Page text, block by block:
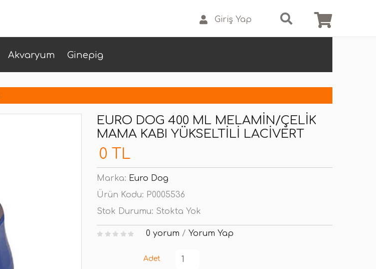
Giriş Yap
Akvaryum Ginepig
EURO DOG 400 ML MELAMIN/ÇELIK
MAMA KABI YÜKSELTILI LACIVERT
0 TL
Marka: Euro Dog
Ürün Kodu: P0005536
Stok Durumu: Stokta Yok
0 yorum / Yorum Yap
Adet